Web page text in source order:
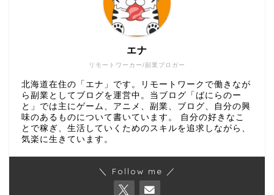
リモートワーカー/副業ブロガー
エナ
北海道在住の「エナ」です。リモートワークで働きなが
ら副業としてブログを運営中。当ブログ「ばにらのー
と」では主にゲーム、アニメ、副業、ブログ、自分の興
味のあるものについて書いています。 自分の好きなこ
とで稼ぎ、生活していくためのスキルを追求しながら、
気楽に生きています。
＼ Follow me ／